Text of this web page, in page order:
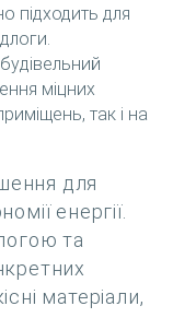
підходить для
міцних
так і на
для
енергії.
та
матеріали,